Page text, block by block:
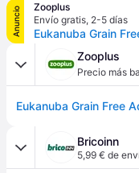
Anuncio
Zooplus
Envío gratis, 2-5 días
Zooplus
Precio más
Bricoinn
5,99 € de